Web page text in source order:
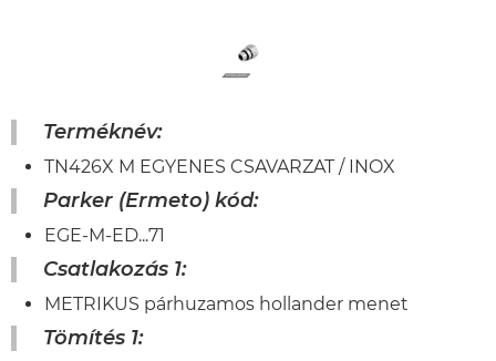
Terméknév:
TN426X M EGYENES CSAVARZAT / INOX
Parker (Ermeto) kód:
EGE-M-ED...71
Csatlakozás 1:
METRIKUS párhuzamos hollander menet
Tömítés 1: